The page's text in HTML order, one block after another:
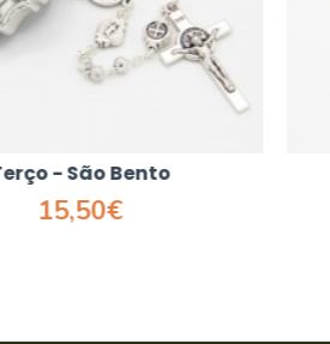
Terço -